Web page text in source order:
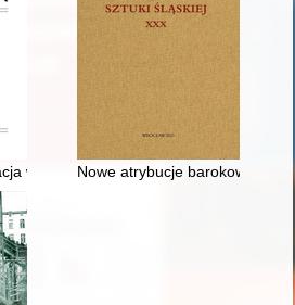
w procesie kształtowania
Nowe atrybucje barokowego